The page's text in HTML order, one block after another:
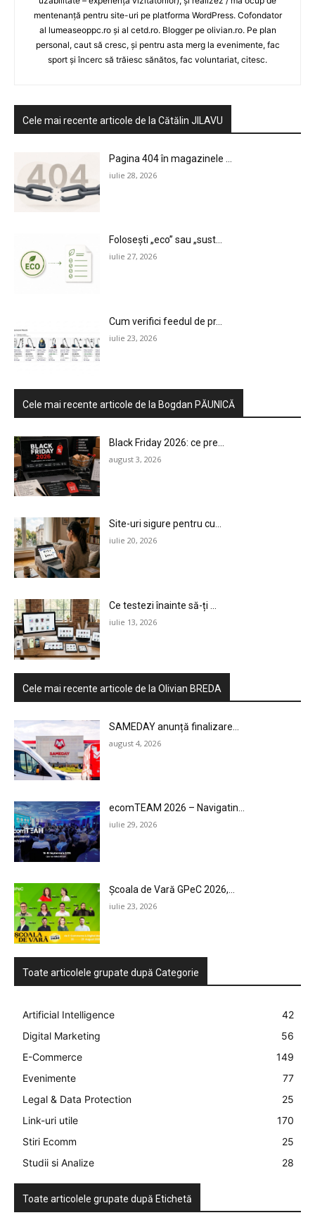
HOMEPAGE
MARKETING
AI
STUDIES
mentenanță pentru site-uri pe platforma WordPress. Cofondator
al lumeaseoppc.ro și al cetd.ro. Blogger pe olivian.ro. Pe plan
personal, caut să cresc, și pentru asta merg la evenimente, fac
sport și încerc să trăiesc sănătos, fac voluntariat, citesc.
Cele mai recente articole de la Cătălin JILAVU
Pagina 404 în magazinele ...
iulie 28, 2026
Folosești „eco” sau „sust...
iulie 27, 2026
Cum verifici feedul de pr...
iulie 23, 2026
Cele mai recente articole de la Bogdan PĂUNICĂ
Black Friday 2026: ce pre...
august 3, 2026
Site-uri sigure pentru cu...
iulie 20, 2026
Ce testezi înainte să-ți ...
iulie 13, 2026
Cele mai recente articole de la Olivian BREDA
SAMEDAY anunță finalizare...
august 4, 2026
ecomTEAM 2026 – Navigatin...
iulie 29, 2026
Școala de Vară GPeC 2026,...
iulie 23, 2026
Toate articolele grupate după Categorie
Artificial Intelligence
42
Digital Marketing
56
E-Commerce
149
Evenimente
77
Legal & Data Protection
25
Link-uri utile
170
Stiri Ecomm
25
Studii si Analize
28
Toate articolele grupate după Etichetă